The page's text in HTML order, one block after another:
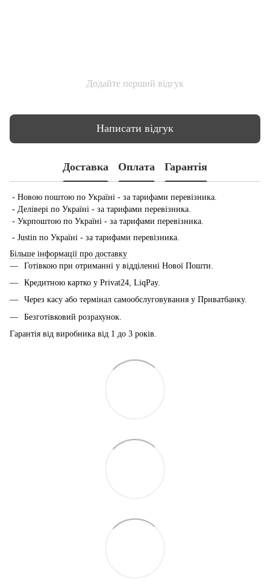
Додайте перший відгук
Написати відгук
Доставка Оплата Гарантія
- Новою поштою по Україні - за тарифами перевізника.
- Делівері по Україні - за тарифами перевізника.
- Укрпоштою по Україні - за тарифами перевізника.
- Justin по Україні - за тарифами перевізника.
Більше інформації про доставку
Готівкою при отриманні у відділенні Нової Пошти.
Кредитною картко у Privat24, LiqPay.
Через касу або термінал самообслуговування у Приватбанку.
Безготівковий розрахунок.
Гарантія від виробника від 1 до 3 років.